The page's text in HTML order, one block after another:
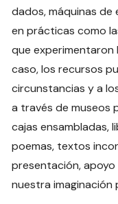
dados, máquinas
en prácticas como
que experimentaron
caso, los recursos
circunstancias y a
a través de museos
cajas ensambladas,
poemas, textos
presentación,
nuestra imaginación